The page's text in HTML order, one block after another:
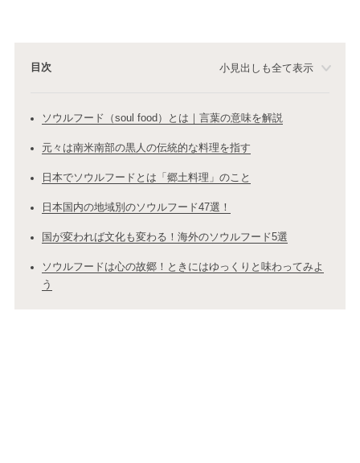
目次 小見出しも全て表示
ソウルフード（soul food）とは｜言葉の意味を解説
元々は南米南部の黒人の伝統的な料理を指す
日本でソウルフードとは「郷土料理」のこと
日本国内の地域別のソウルフード47選！
国が変われば文化も変わる！海外のソウルフード5選
ソウルフードは心の故郷！ときにはゆっくりと味わってみよ
う